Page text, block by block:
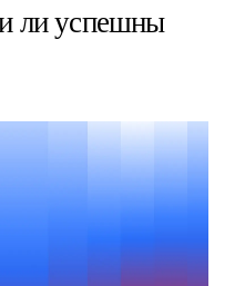
ли успешны